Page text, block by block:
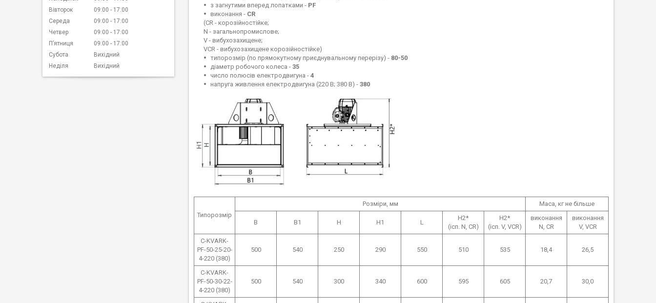
з загнутими вперед лопатками - PF
виконання - CR
(CR - корозійностійке;
N - загальнопромислове;
V - вибухозахищене;
VCR - вибухозахищене корозійностійке)
типорозмір (по прямокутному приєднувальному перерізу) - 80-50
діаметр робочого колеса - 35
число полюсів електродвигуна - 4
напруга живлення електродвигуна (220 В; 380 В) - 380
Типорозмір
Розміри, мм Маса, кг не більше
B B1 H H1 L
H2*
(ісп. N, CR)
H2*
(ісп. V, VCR)
виконання
N, CR
виконання
V, VCR
C-KVARK-
PF-50-25-20-
4-220 (380)
500 540 250 290 550 510 535 18,4 26,5
C-KVARK-
PF-50-30-22-
4-220 (380)
500 540 300 340 600 595 605 20,7 30,0
Вівторок
09:00
17:00
Середа
09:00
17:00
Четвер
09:00
17:00
Пʼятниця
09:00
17:00
Субота
Вихідний
Неділя
Вихідний